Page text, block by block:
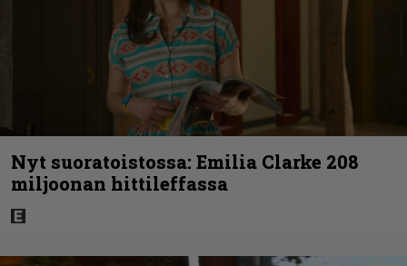
Nyt suoratoistossa: Emilia Clarke 208
miljoonan hittileffassa